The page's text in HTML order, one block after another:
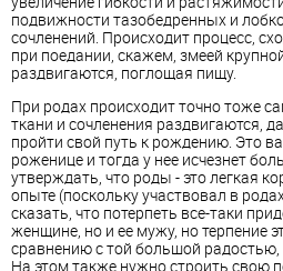
подвижности тазобедренных и
сочленений. Происходит процесс,
при поедании, скажем, змеей
раздвигаются, поглощая пищу.
При родах происходит точно тоже
ткани и сочленения раздвигаются,
пройти свой путь к рождению. Это
роженице и тогда у нее исчезнет
утверждать, что роды - это легкая
опыте (поскольку участвовал в
сказать, что потерпеть все-таки
женщине, но и ее мужу, но терпение
сравнению с той большой радостью,
На этом также нужно строить свою